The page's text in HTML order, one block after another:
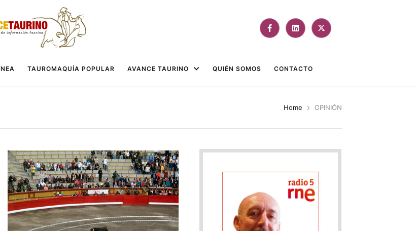
TAUROMAQUÍA POPULAR AVANCE TAURINO QUIÉN SOMOS CONTACTO
Home OPINIÓN